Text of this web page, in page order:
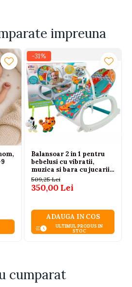
– INALTIME CM: 7
impreuna
-31%
Balansoar 2 in 1 pentru
bebelusi cu vibratii,
muzica si bara cu jucarii,
0-3 ani, max. 20 kg
509,25 Lei
350,00 Lei
ADAUGA IN COS
ULTIMUL PRODUS IN
STOC
cumparat